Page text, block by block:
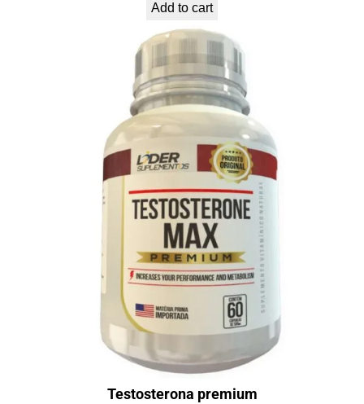
Add to cart
Testosterona premium